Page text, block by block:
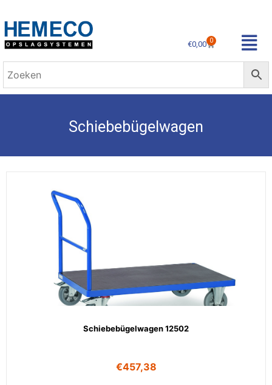
€0,00 0
Schiebebügelwagen
Schiebebügelwagen 12502
€457,38